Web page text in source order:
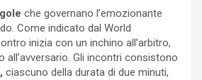
che governano l’emozionante
Come indicato dal World
inizia con un inchino all’arbitro,
all’avversario. Gli incontri consistono
ciascuno della durata di due minuti,